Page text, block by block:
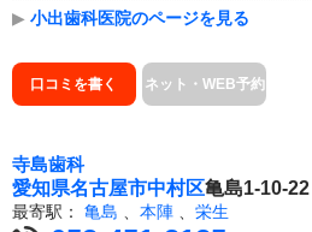
▶ 小出歯科医院のページを見る
口コミを書く ネット・WEB予約
寺島歯科
愛知県名古屋市中村区亀島1-10-22
最寄駅： 亀島 本陣 栄生